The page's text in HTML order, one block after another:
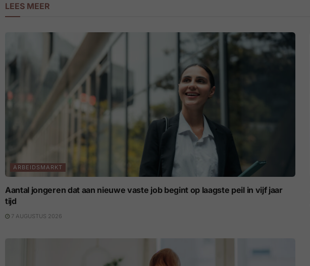
LEES MEER
ARBEIDSMARKT
Aantal jongeren dat aan nieuwe vaste job begint op laagste peil in vijf jaar
tijd
7 AUGUSTUS 2026